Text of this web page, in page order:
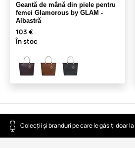
Geantă de mână din piele pentru
femei Glamorous by GLAM -
Albastră
103 €
În stoc
Colecții și branduri pe care le găsiți doar la